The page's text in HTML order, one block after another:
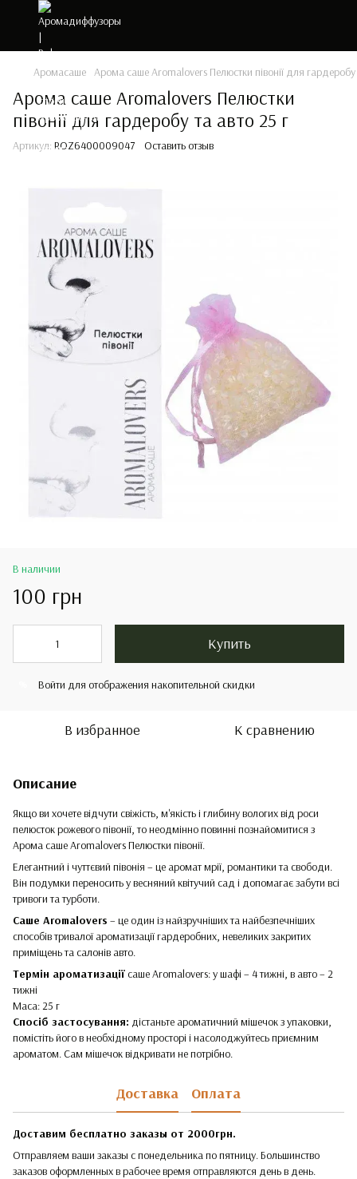
Аромасаше Арома саше Aromalovers Пелюстки півонії для гардеробу
Арома саше Aromalovers Пелюстки
півонії для гардеробу та авто 25 г
Артикул: ROZ6400009047 Оставить отзыв
В наличии
100 грн
Купить
Войти для отображения накопительной скидки
В избранное К сравнению
Описание
Якщо ви хочете відчути свіжість, м'якість і глибину вологих від роси
пелюсток рожевого півонії, то неодмінно повинні познайомитися з
Арома саше Aromalovers Пелюстки півонії.
Елегантний і чуттєвий півонія – це аромат мрії, романтики та свободи.
Він подумки переносить у весняний квітучий сад і допомагає забути всі
тривоги та турботи.
Саше Aromalovers – це один із найзручніших та найбезпечніших
способів тривалої ароматизації гардеробних, невеликих закритих
приміщень та салонів авто.
Термін ароматизації саше Aromalovers: у шафі – 4 тижні, в авто – 2
тижні
Маса: 25 г
Спосіб застосування: дістаньте ароматичний мішечок з упаковки,
помістіть його в необхідному просторі і насолоджуйтесь приємним
ароматом. Сам мішечок відкривати не потрібно.
Доставка Оплата
Доставим бесплатно заказы от 2000грн.
Отправляем ваши заказы с понедельника по пятницу. Большинство
заказов оформленных в рабочее время отправляются день в день.